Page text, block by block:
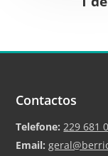
Contactos
Telefone:229 681
Email: